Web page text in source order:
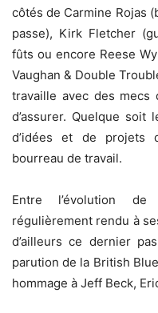
côtés de Carmine Rojas
passe), Kirk Fletcher
fûts ou encore Reese
Vaughan & Double
travaille avec des
d’assurer. Quelque soit
d’idées et de projets
bourreau de travail.
Entre l’évolution
régulièrement rendu à
d’ailleurs ce dernier
parution de la British
hommage à Jeff Beck,